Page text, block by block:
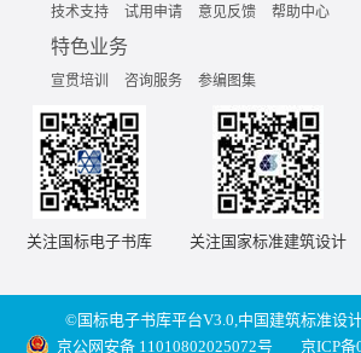
技术支持 试用申请 意见反馈 帮助中心
特色业务
宣贯培训 咨询服务 参编图集
关注国标电子书库 关注国家标准建筑设计
©国标电子书库平台V3.0,中国建筑标准设
京公网安备 11010802025072号
京ICP备